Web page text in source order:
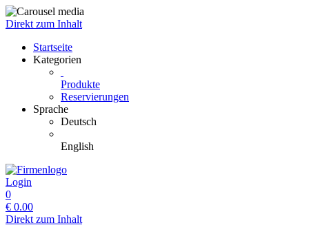
Direkt zum Inhalt
Startseite
Kategorien
Produkte
Reservierungen
Sprache
Deutsch
English
Login
0
€ 0.00
Direkt zum Inhalt